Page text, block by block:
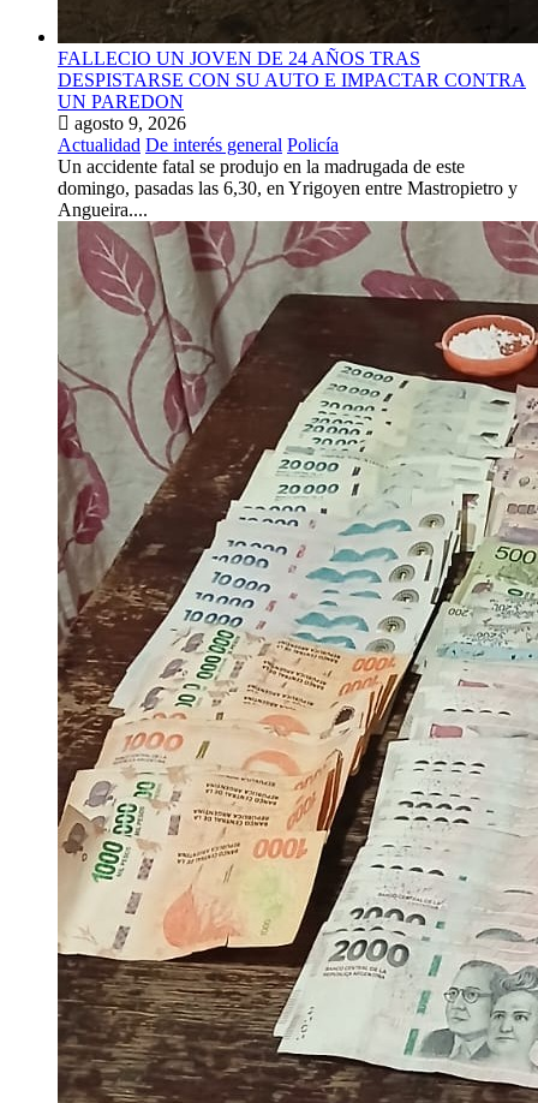
FALLECIO UN JOVEN DE 24 AÑOS TRAS
DESPISTARSE CON SU AUTO E IMPACTAR CONTRA
UN PAREDON
agosto 9, 2026
Actualidad De interés general Policía
Un accidente fatal se produjo en la madrugada de este
domingo, pasadas las 6,30, en Yrigoyen entre Mastropietro y
Angueira....